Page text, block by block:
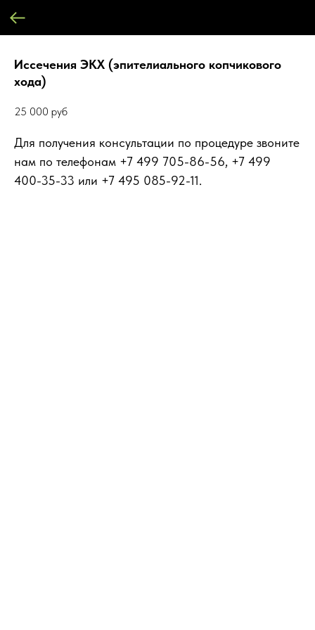
Иссечения ЭКХ (эпителиального копчикового
хода)
25 000 руб
Для получения консультации по процедуре звоните
нам по телефонам +7 499 705-86-56, +7 499
400-35-33 или +7 495 085-92-11.